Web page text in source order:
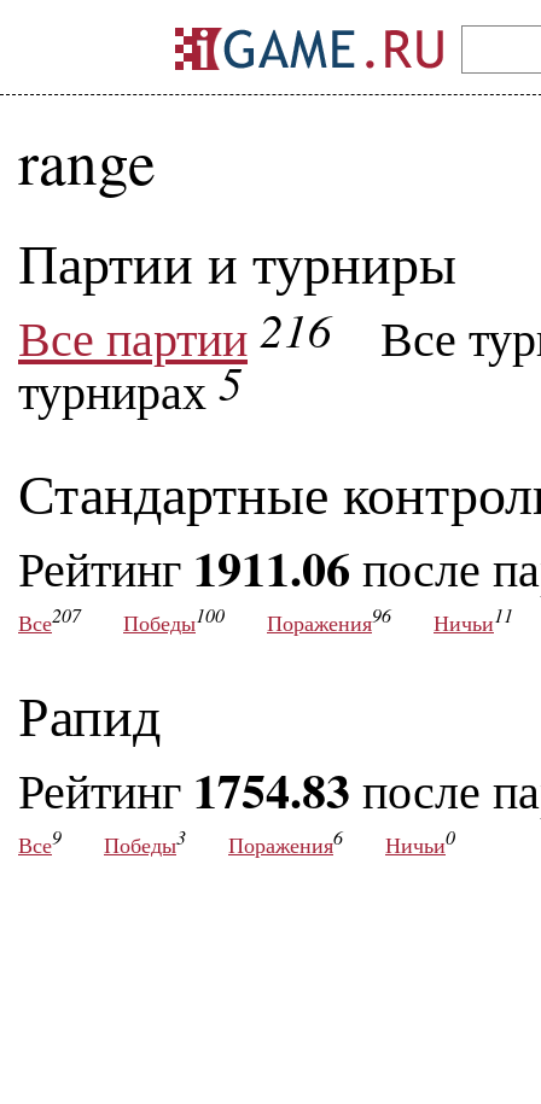
range
Партии и турниры
Все партии216
Все
турнирах5
Стандартные
Рейтинг 1911.06 после
Все207 Победы100 Поражения96 Ничьи11
Рапид
Рейтинг 1754.83 после
Все9 Победы3 Поражения6 Ничьи0